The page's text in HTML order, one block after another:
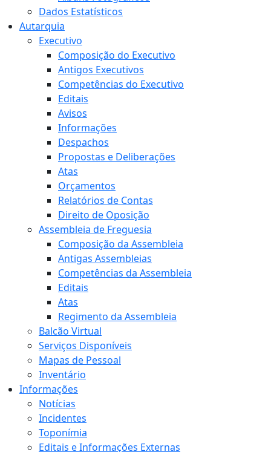
Dados Estatísticos
Autarquia
Executivo
Composição do Executivo
Antigos Executivos
Competências do Executivo
Editais
Avisos
Informações
Despachos
Propostas e Deliberações
Atas
Orçamentos
Relatórios de Contas
Direito de Oposição
Assembleia de Freguesia
Composição da Assembleia
Antigas Assembleias
Competências da Assembleia
Editais
Atas
Regimento da Assembleia
Balcão Virtual
Serviços Disponíveis
Mapas de Pessoal
Inventário
Informações
Notícias
Incidentes
Toponímia
Editais e Informações Externas